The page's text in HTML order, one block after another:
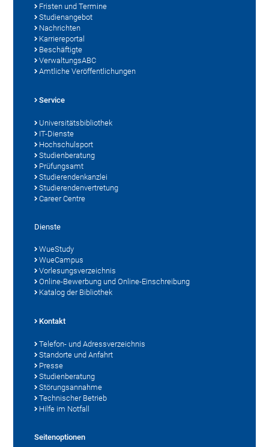
Fristen und Termine
Studienangebot
Nachrichten
Karriereportal
Beschäftigte
VerwaltungsABC
Amtliche Veröffentlichungen
Service
Universitätsbibliothek
IT-Dienste
Hochschulsport
Studienberatung
Prüfungsamt
Studierendenkanzlei
Studierendenvertretung
Career Centre
Dienste
WueStudy
WueCampus
Vorlesungsverzeichnis
Online-Bewerbung und Online-Einschreibung
Katalog der Bibliothek
Kontakt
Telefon- und Adressverzeichnis
Standorte und Anfahrt
Presse
Studienberatung
Störungsannahme
Technischer Betrieb
Hilfe im Notfall
Seitenoptionen